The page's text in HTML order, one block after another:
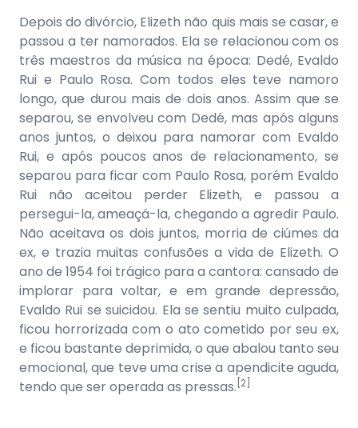
Depois do divórcio, Elizeth não quis mais se casar, e
passou a ter namorados. Ela se relacionou com os
três maestros da música na época: Dedé, Evaldo
Rui e Paulo Rosa. Com todos eles teve namoro
longo, que durou mais de dois anos. Assim que se
separou, se envolveu com Dedé, mas após alguns
anos juntos, o deixou para namorar com Evaldo
Rui, e após poucos anos de relacionamento, se
separou para ficar com Paulo Rosa, porém Evaldo
Rui não aceitou perder Elizeth, e passou a
persegui-la, ameaçá-la, chegando a agredir Paulo.
Não aceitava os dois juntos, morria de ciúmes da
ex, e trazia muitas confusões a vida de Elizeth. O
ano de 1954 foi trágico para a cantora: cansado de
implorar para voltar, e em grande depressão,
Evaldo Rui se suicidou. Ela se sentiu muito culpada,
ficou horrorizada com o ato cometido por seu ex,
e ficou bastante deprimida, o que abalou tanto seu
emocional, que teve uma crise a apendicite aguda,
tendo que ser operada as pressas. [2]